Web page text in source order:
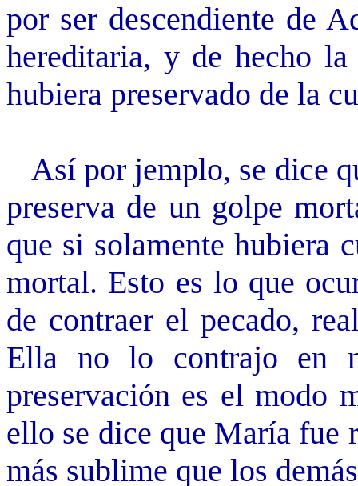
por ser descendiente de
hereditaria, y de hecho
hubiera preservado de la
Así por jemplo, se dice
preserva de un golpe
que si solamente hubiera
mortal. Esto es lo que
de contraer el pecado,
Ella no lo contrajo en
preservación es el modo
ello se dice que María fue
más sublime que los